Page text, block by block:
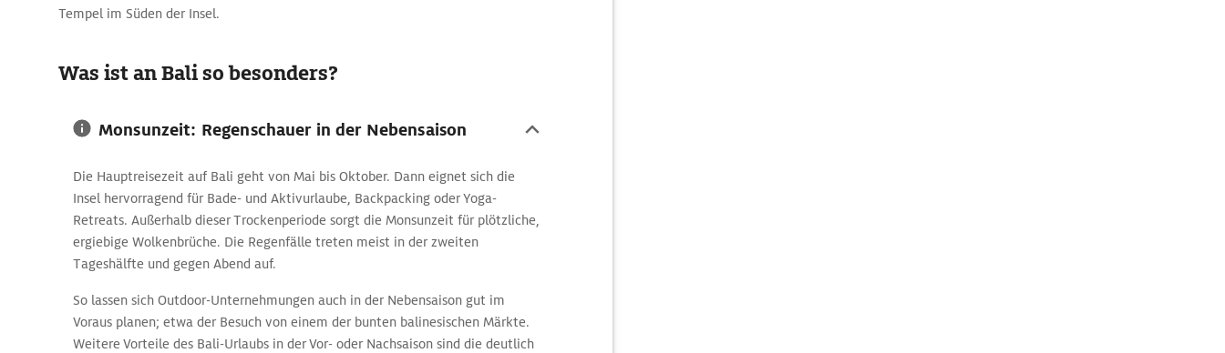
Tempel im Süden der Insel.
Was ist an Bali so besonders?
Monsunzeit: Regenschauer in der Nebensaison
Die Hauptreisezeit auf Bali geht von Mai bis Oktober. Dann eignet sich die
Insel hervorragend für Bade- und Aktivurlaube, Backpacking oder Yoga-
Retreats. Außerhalb dieser Trockenperiode sorgt die Monsunzeit für plötzliche,
ergiebige Wolkenbrüche. Die Regenfälle treten meist in der zweiten
Tageshälfte und gegen Abend auf.
So lassen sich Outdoor-Unternehmungen auch in der Nebensaison gut im
Voraus planen; etwa der Besuch von einem der bunten balinesischen Märkte.
Weitere Vorteile des Bali-Urlaubs in der Vor- oder Nachsaison sind die deutlich